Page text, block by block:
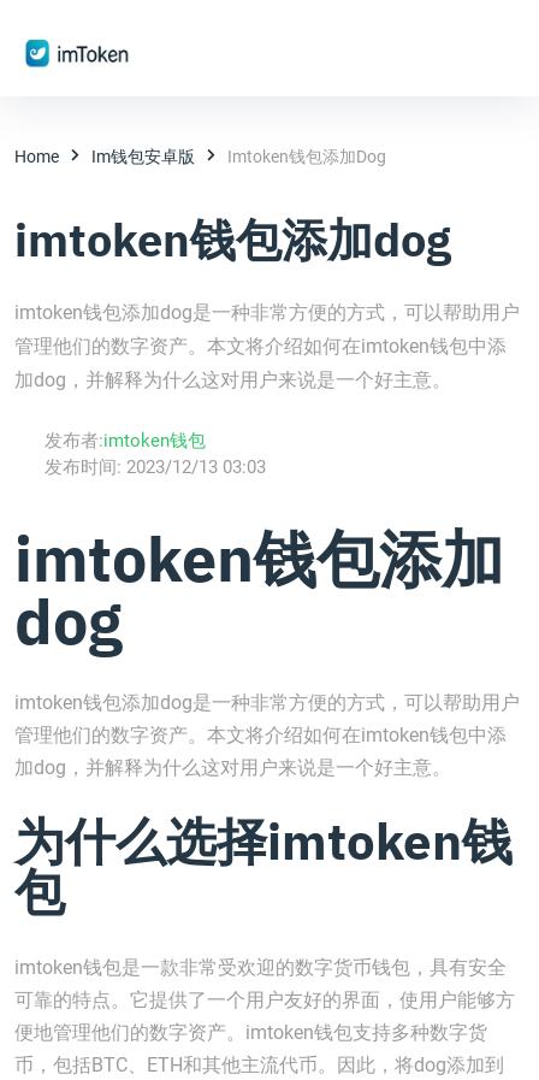
Home Im钱包安卓版 Imtoken钱包添加dog
imtoken钱包添加dog
imtoken钱包添加dog是一种非常方便的方式，可以帮助用户
管理他们的数字资产。本文将介绍如何在imtoken钱包中添
加dog，并解释为什么这对用户来说是一个好主意。
发布者:imtoken钱包
发布时间: 2023/12/13 03:03
imtoken钱包添加
dog
imtoken钱包添加dog是一种非常方便的方式，可以帮助用户
管理他们的数字资产。本文将介绍如何在imtoken钱包中添
加dog，并解释为什么这对用户来说是一个好主意。
为什么选择imtoken钱
包
imtoken钱包是一款非常受欢迎的数字货币钱包，具有安全
可靠的特点。它提供了一个用户友好的界面，使用户能够方
便地管理他们的数字资产。imtoken钱包支持多种数字货
币，包括BTC、ETH和其他主流代币。因此，将dog添加到